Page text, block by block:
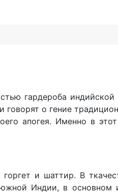
гардероба
говорят о гение
апогея. Именно в
и шаттир. В
Индии, в основном